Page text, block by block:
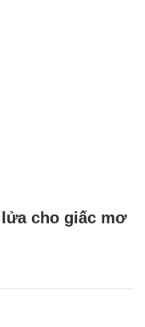
cho giấc mơ